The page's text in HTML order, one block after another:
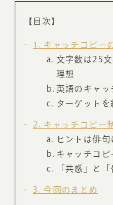
【目次】
1
キャッチコピー
文字数は25
理想
英語のキャッ
ターゲット
2
キャッチコピー
ヒントは俳句
キャッチコピ
「共感」と
3 今回のまとめ